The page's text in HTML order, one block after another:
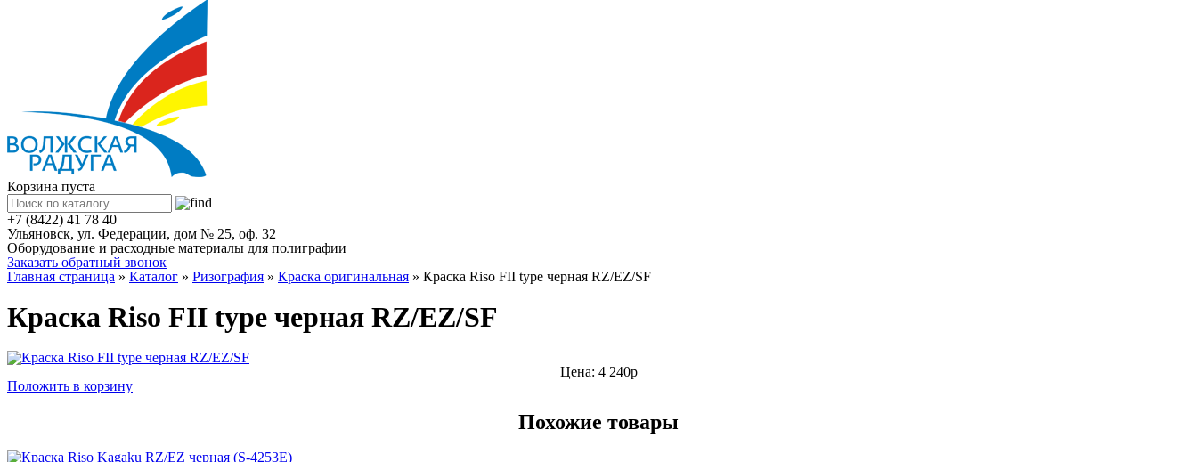
Корзина пуста
+7 (8422) 41 78 40
Ульяновск, ул. Федерации, дом № 25, оф. 32
Оборудование и расходные материалы для полиграфии
Заказать обратный звонок
Главная страница » Каталог » Ризография » Краска оригинальная » Краска Riso FII type черная RZ/EZ/SF
Краска Riso FII type черная RZ/EZ/SF
Цена: 4 240р
Положить в корзину
Похожие товары